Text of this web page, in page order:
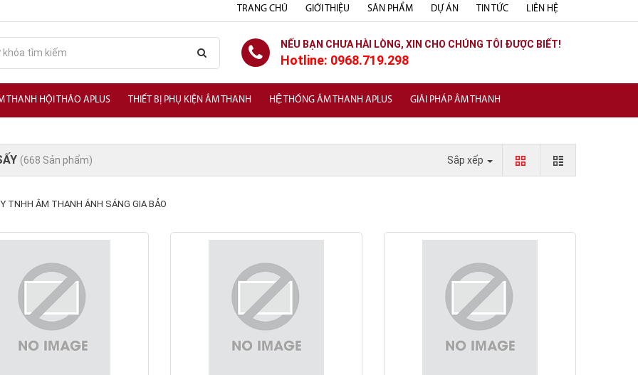
TRANG CHỦ GIỚI THIỆU SẢN PHẨM DỰ ÁN TIN TỨC LIÊN HỆ
NẾU BẠN CHƯA HÀI LÒNG, XIN CHO CHÚNG TÔI ĐƯỢC BIẾT!
Hotline: 0968.719.298
THANH HỘI THẢO APLUS THIẾT BỊ PHỤ KIỆN ÂM THANH HỆ THỐNG ÂM THANH APLUS GIẢI PHÁP ÂM THANH
(668 Sản phẩm) Sắp xếp
TNHH ÂM THANH ÁNH SÁNG GIA BẢO